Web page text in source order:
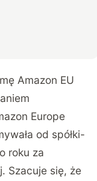
Amazon EU
Europe
od spółki-
roku za
Szacuje się, że